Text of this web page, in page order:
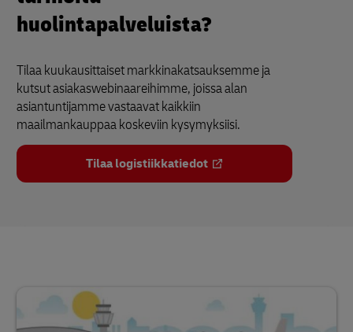
huolintapalveluista?
Tilaa kuukausittaiset markkinakatsauksemme ja
kutsut asiakaswebinaareihimme, joissa alan
asiantuntijamme vastaavat kaikkiin
maailmankauppaa koskeviin kysymyksiisi.
Tilaa logistiikkatiedot